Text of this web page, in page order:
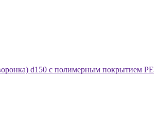
d150 с полимерным покрытием PE